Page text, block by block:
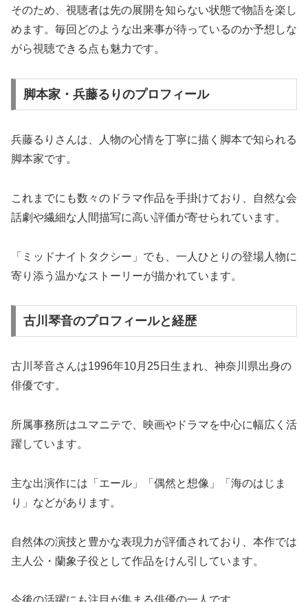
そのため、視聴者は先の展開を知らない状態で物語を楽し
めます。毎回どのような出来事が待っているのか予想しな
がら視聴できる点も魅力です。
脚本家・兵藤るりのプロフィール
兵藤るりさんは、人物の心情を丁寧に描く脚本で知られる
脚本家です。
これまでにも数々のドラマ作品を手掛けており、自然な会
話劇や繊細な人間描写に高い評価が寄せられています。
「ミッドナイトタクシー」でも、一人ひとりの登場人物に
寄り添う温かなストーリーが描かれています。
古川琴音のプロフィールと経歴
古川琴音さんは1996年10月25日生まれ、神奈川県出身の
俳優です。
所属事務所はユマニテで、映画やドラマを中心に幅広く活
躍しています。
主な出演作には「エール」「偶然と想像」「海のはじま
り」などがあります。
自然体の演技と豊かな表現力が評価されており、本作では
主人公・蘭象子役として作品をけん引しています。